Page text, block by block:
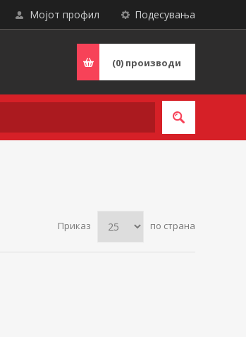
Подесувања
Мојот профил
(0) производи
Приказ по страна